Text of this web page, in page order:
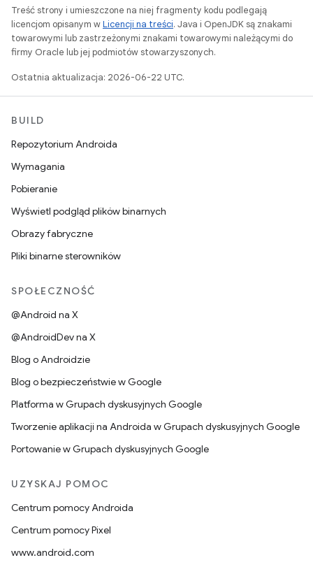
Treść strony i umieszczone na niej fragmenty kodu podlegają
licencjom opisanym wLicencji na treści. Java i OpenJDK są znakami
towarowymi lub zastrzeżonymi znakami towarowymi należącymi do
firmy Oracle lub jej podmiotów stowarzyszonych.
Ostatnia aktualizacja: 2026-06-22 UTC.
BUILD
Repozytorium Androida
Wymagania
Pobieranie
Wyświetl podgląd plików binarnych
Obrazy fabryczne
Pliki binarne sterowników
SPOŁECZNOŚĆ
@Android na X
@AndroidDev na X
Blog o Androidzie
Blog o bezpieczeństwie w Google
Platforma w Grupach dyskusyjnych Google
Tworzenie aplikacji na Androida w Grupach dyskusyjnych Google
Portowanie w Grupach dyskusyjnych Google
UZYSKAJ POMOC
Centrum pomocy Androida
Centrum pomocy Pixel
www.android.com